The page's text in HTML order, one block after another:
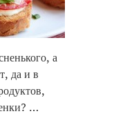
а
да и в
…